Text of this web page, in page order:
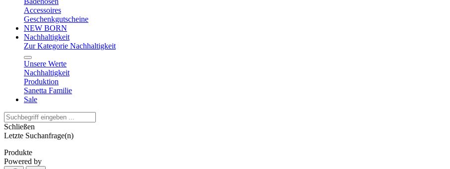
Accessoires
Geschenkgutscheine
NEW BORN
Nachhaltigkeit
Zur Kategorie Nachhaltigkeit
Unsere Werte
Nachhaltigkeit
Produktion
Sanetta Familie
Sale
Schließen
Letzte Suchanfrage(n)
Produkte
Powered by